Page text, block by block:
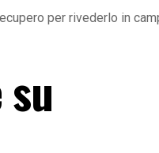
per rivederlo in